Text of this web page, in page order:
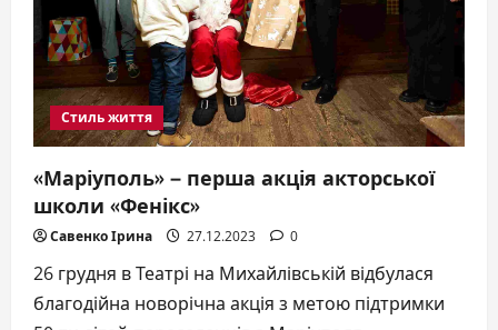
Стиль життя
«Маріуполь» – перша акція акторської
школи «Фенікс»
Савенко Ірина 27.12.2023 0
26 грудня в Театрі на Михайлівській відбулася
благодійна новорічна акція з метою підтримки